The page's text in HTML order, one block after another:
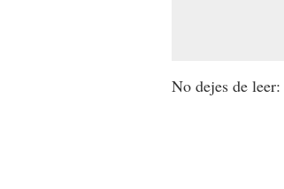
No dejes de leer: